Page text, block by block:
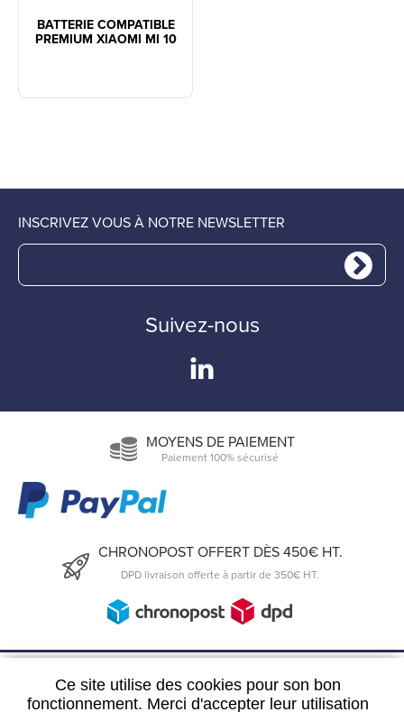
Ce site utilise des cookies pour son bon
fonctionnement. Merci d'accepter leur utilisation
BATTERIE COMPATIBLE
PREMIUM XIAOMI MI 10
INSCRIVEZ VOUS À NOTRE NEWSLETTER
Suivez-nous
MOYENS DE PAIEMENT
Paiement 100% sécurisé
CHRONOPOST OFFERT DÈS 450€ HT.
DPD livraison offerte à partir de 350€ HT.
6, Rue du 19 Mars 1962
57300 Hagondange